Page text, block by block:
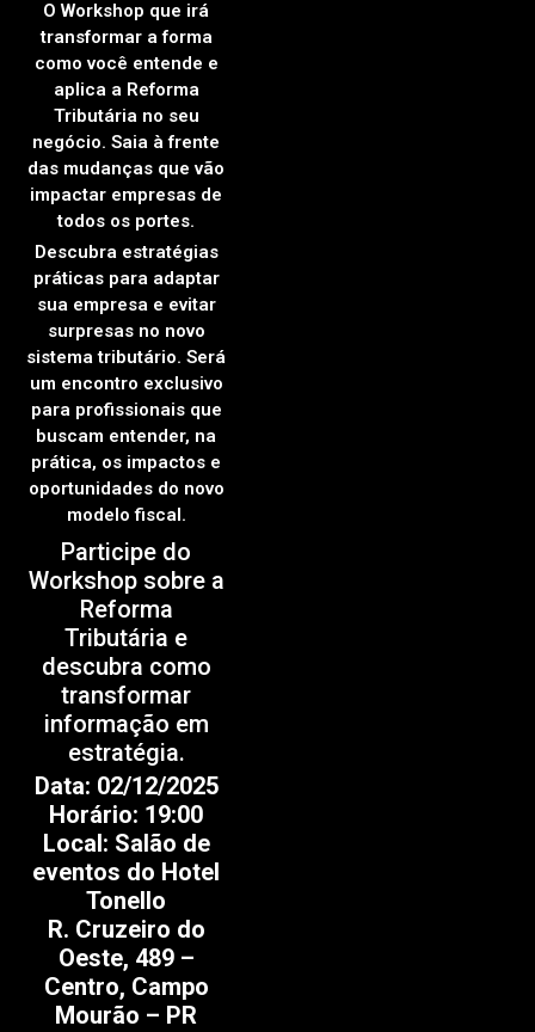
O Workshop que irá
transformar a forma
como você entende e
aplica a Reforma
Tributária no seu
negócio. Saia à frente
das mudanças que vão
impactar empresas de
todos os portes.
Descubra estratégias
práticas para adaptar
sua empresa e evitar
surpresas no novo
sistema tributário. Será
um encontro exclusivo
para profissionais que
buscam entender, na
prática, os impactos e
oportunidades do novo
modelo fiscal.
Participe do
Workshop sobre a
Reforma
Tributária e
descubra como
transformar
informação em
estratégia.
Data: 02/12/2025
Horário: 19:00
Local: Salão de
eventos do Hotel
Tonello
R. Cruzeiro do
Oeste, 489 –
Centro, Campo
Mourão – PR